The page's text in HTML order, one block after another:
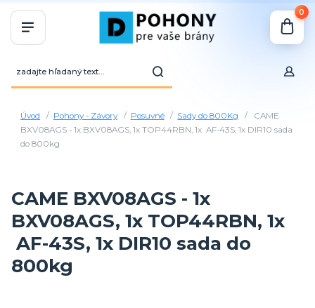
0
Úvod Pohony - Závory Posuvné Sady do 800Kg
CAME
BXV08AGS - 1x BXV08AGS, 1x TOP44RBN, 1x AF-43S, 1x DIR10 sada
do 800kg
CAME BXV08AGS - 1x
BXV08AGS, 1x TOP44RBN, 1x
AF-43S, 1x DIR10 sada do
800kg